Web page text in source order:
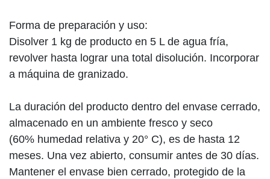
Forma de preparación y uso:
Disolver 1 kg de producto en 5 L de agua fría,
revolver hasta lograr una total disolución. Incorporar
a máquina de granizado.
La duración del producto dentro del envase cerrado,
almacenado en un ambiente fresco y seco
(60% humedad relativa y 20° C), es de hasta 12
meses. Una vez abierto, consumir antes de 30 días.
Mantener el envase bien cerrado, protegido de la